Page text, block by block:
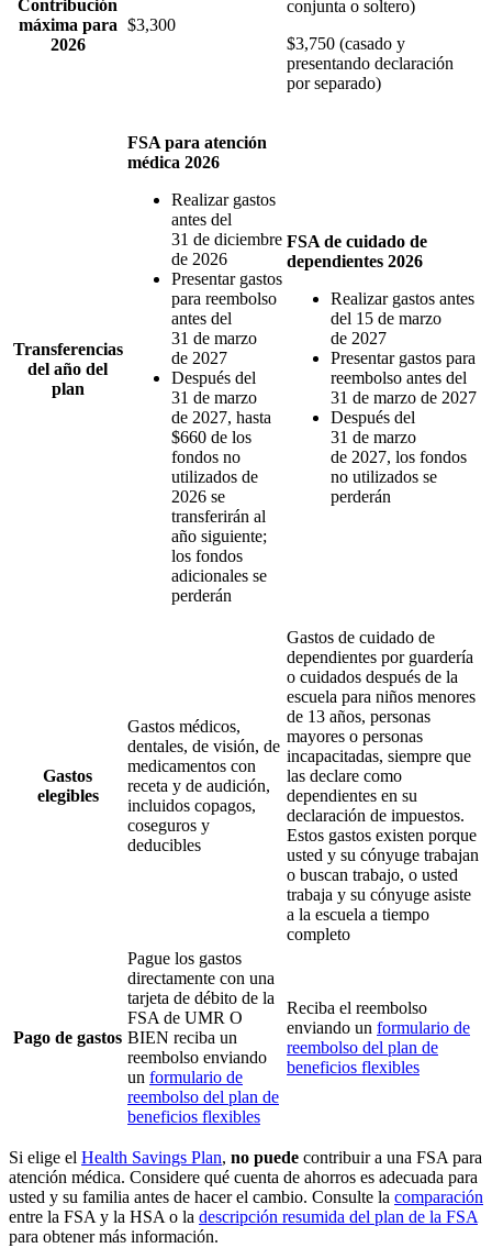
Contribución
máxima para
2026
$3,300
conjunta o soltero)
$3,750 (casado y
presentando declaración
por separado)
Transferencias
del año del
plan
FSA para atención
médica 2026
Realizar gastos
antes del
31 de diciembre
de 2026
Presentar gastos
para reembolso
antes del
31 de marzo
de 2027
Después del
31 de marzo
de 2027, hasta
$660 de los
fondos no
utilizados de
2026 se
transferirán al
año siguiente;
los fondos
adicionales se
perderán
FSA de cuidado de
dependientes 2026
Realizar gastos antes
del 15 de marzo
de 2027
Presentar gastos para
reembolso antes del
31 de marzo de 2027
Después del
31 de marzo
de 2027, los fondos
no utilizados se
perderán
Gastos
elegibles
Gastos médicos,
dentales, de visión, de
medicamentos con
receta y de audición,
incluidos copagos,
coseguros y
deducibles
Gastos de cuidado de
dependientes por guardería
o cuidados después de la
escuela para niños menores
de 13 años, personas
mayores o personas
incapacitadas, siempre que
las declare como
dependientes en su
declaración de impuestos.
Estos gastos existen porque
usted y su cónyuge trabajan
o buscan trabajo, o usted
trabaja y su cónyuge asiste
a la escuela a tiempo
completo
Pago de gastos
Pague los gastos
directamente con una
tarjeta de débito de la
FSA de UMR O
BIEN reciba un
reembolso enviando
un formulario de
reembolso del plan de
beneficios flexibles
Reciba el reembolso
enviando un formulario de
reembolso del plan de
beneficios flexibles
Si elige el Health Savings Plan, no puede contribuir a una FSA para
atención médica. Considere qué cuenta de ahorros es adecuada para
usted y su familia antes de hacer el cambio. Consulte la comparación
entre la FSA y la HSA o la descripción resumida del plan de la FSA
para obtener más información.